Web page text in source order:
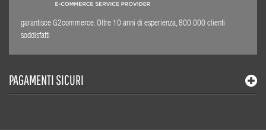
garantisce G2commerce. Oltre 10 anni di esperienza, 800.000 clienti
soddisfatti
PAGAMENTI SICURI